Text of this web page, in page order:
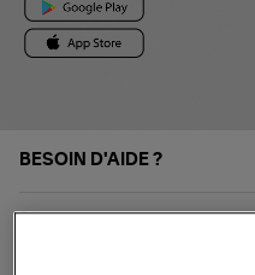
BESOIN D'AIDE ?